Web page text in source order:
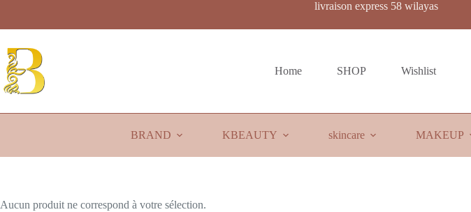
contenu
livraison express 58 wilayas
Home SHOP Wishlist
BRAND KBEAUTY skincare MAKEUP
Aucun produit ne correspond à votre sélection.